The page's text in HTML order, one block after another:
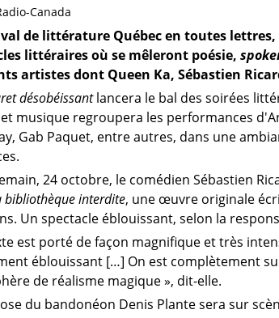
Canada
de littérature Québec en toutes
littéraires où se mêleront poésie,
artistes dont Queen Ka, Sébastien
désobéissantlancera le bal des soirées
musique regroupera les performances
Gab Paquet, entre autres, dans une
24 octobre, le comédien Sébastien
bibliothèque interdite, une œuvre originale
Un spectacle éblouissant, selon la
est porté de façon magnifique et très
éblouissant […] On est complètement
de réalisme magique », dit-elle.
du bandonéon Denis Plante sera sur